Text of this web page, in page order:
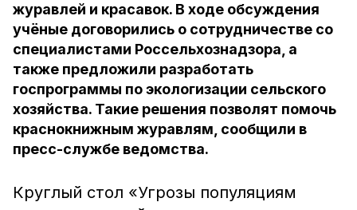
журавлей и красавок. В ходе обсуждения
учёные договорились о сотрудничестве со
специалистами Россельхознадзора, а
также предложили разработать
госпрограммы по экологизации сельского
хозяйства. Такие решения позволят помочь
краснокнижным журавлям, сообщили в
пресс-службе ведомства.
Круглый стол «Угрозы популяциям